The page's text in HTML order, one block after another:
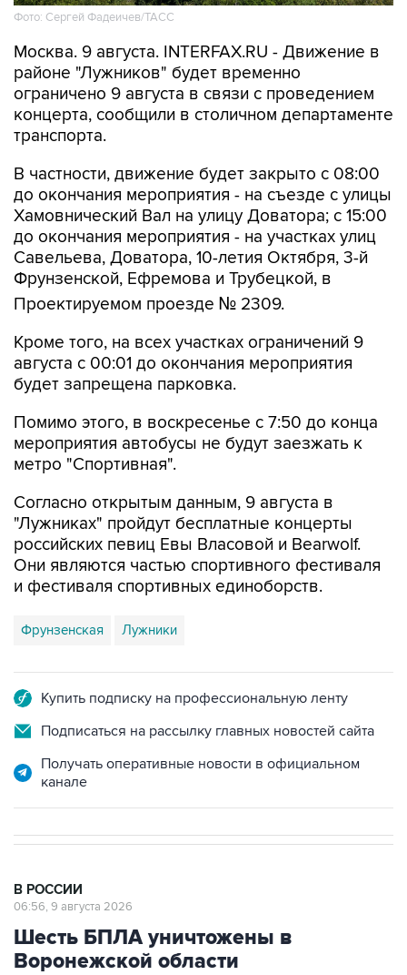
Фото: Сергей Фадеичев/ТАСС
Москва. 9 августа. INTERFAX.RU - Движение в
районе "Лужников" будет временно
ограничено 9 августа в связи с проведением
концерта, сообщили в столичном департаменте
транспорта.
В частности, движение будет закрыто с 08:00
до окончания мероприятия - на съезде с улицы
Хамовнический Вал на улицу Доватора; с 15:00
до окончания мероприятия - на участках улиц
Савельева, Доватора, 10-летия Октября, 3-й
Фрунзенской, Ефремова и Трубецкой, в
Проектируемом проезде № 2309.
Кроме того, на всех участках ограничений 9
августа с 00:01 до окончания мероприятия
будет запрещена парковка.
Помимо этого, в воскресенье с 7:50 до конца
мероприятия автобусы не будут заезжать к
метро "Спортивная".
Согласно открытым данным, 9 августа в
"Лужниках" пройдут бесплатные концерты
российских певиц Евы Власовой и Bearwolf.
Они являются частью спортивного фестиваля
и фестиваля спортивных единоборств.
Фрунзенская Лужники
Купить подписку на профессиональную ленту
Подписаться на рассылку главных новостей сайта
Получать оперативные новости в официальном
канале
В РОССИИ
06:56, 9 августа 2026
Шесть БПЛА уничтожены в
Воронежской области